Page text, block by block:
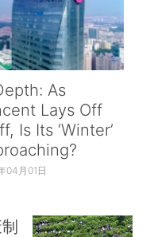
As
Lays Off
Is Its ‘Winter’
04月01日